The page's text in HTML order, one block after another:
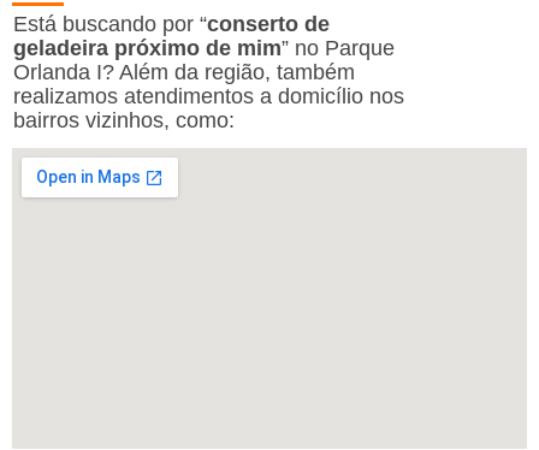
Está buscando por “conserto de
geladeira próximo de mim” no Parque
Orlanda I? Além da região, também
realizamos atendimentos a domicílio nos
bairros vizinhos, como: